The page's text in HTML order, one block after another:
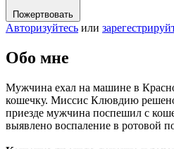
Пожертвовать
Авторизуйтесь или
Обо мне
Мужчина ехал на машине в
кошечку. Миссис Клювдию
приезде мужчина поспешил с
выявлено воспаление в ротовой